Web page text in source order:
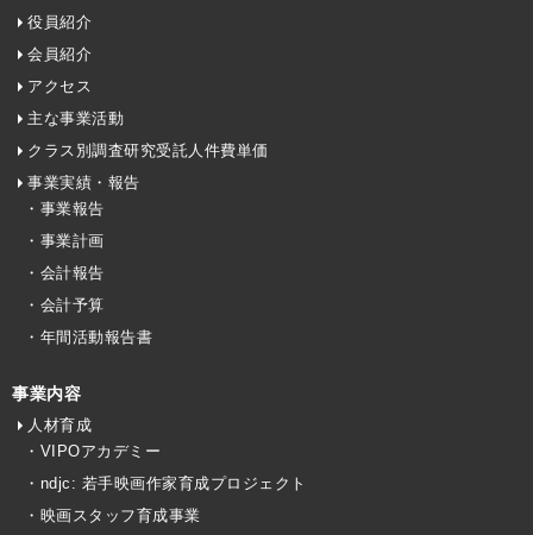
役員紹介
会員紹介
アクセス
主な事業活動
クラス別調査研究受託人件費単価
事業実績・報告
・事業報告
・事業計画
・会計報告
・会計予算
・年間活動報告書
事業内容
人材育成
・VIPOアカデミー
・ndjc: 若手映画作家育成プロジェクト
・映画スタッフ育成事業